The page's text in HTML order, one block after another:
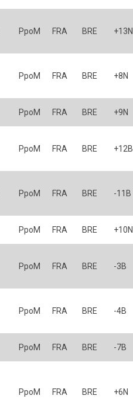
PpoM FRA BRE +13N
PpoM FRA BRE +8N
PpoM FRA BRE +9N
PpoM FRA BRE +12B
PpoM FRA BRE -11B
PpoM FRA BRE +10N
PpoM FRA BRE -3B
PpoM FRA BRE -4B
PpoM FRA BRE -7B
PpoM FRA BRE +6N